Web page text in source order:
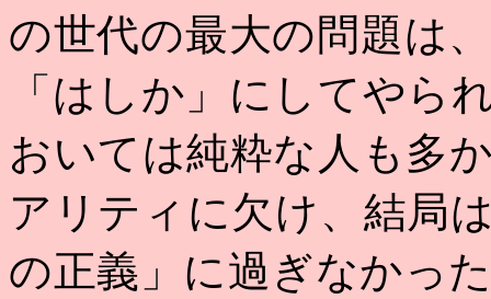
の世代の最大の問題は
「はしか」にしてやら
おいては純粋な人も多
アリティに欠け、結局
の正義」に過ぎなかっ